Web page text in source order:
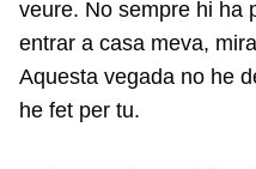
veure. No sempre hi ha
entrar a casa meva,
Aquesta vegada no he
he fet per tu.